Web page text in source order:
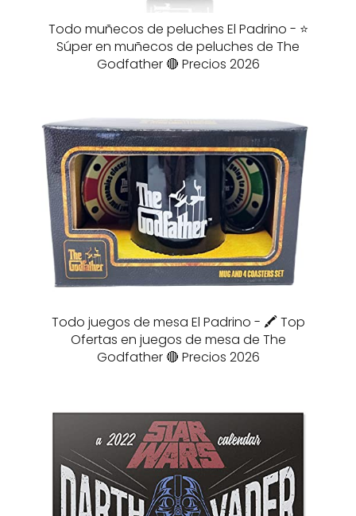
Todo muñecos de peluches El Padrino - ⭐️
Súper en muñecos de peluches de The
Godfather 🔴 Precios 2026
Todo juegos de mesa El Padrino - 🖍️ Top
Ofertas en juegos de mesa de The
Godfather 🔴 Precios 2026